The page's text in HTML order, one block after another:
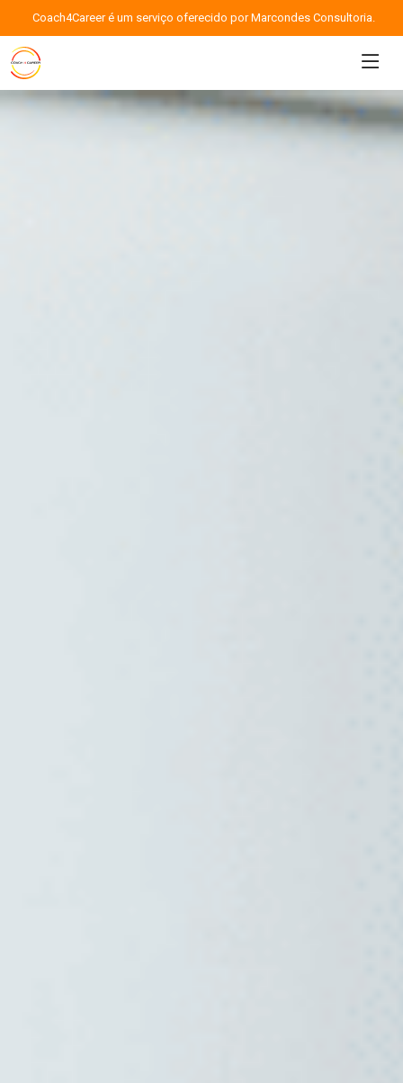
Coach4Career é um serviço oferecido por Marcondes Consultoria.